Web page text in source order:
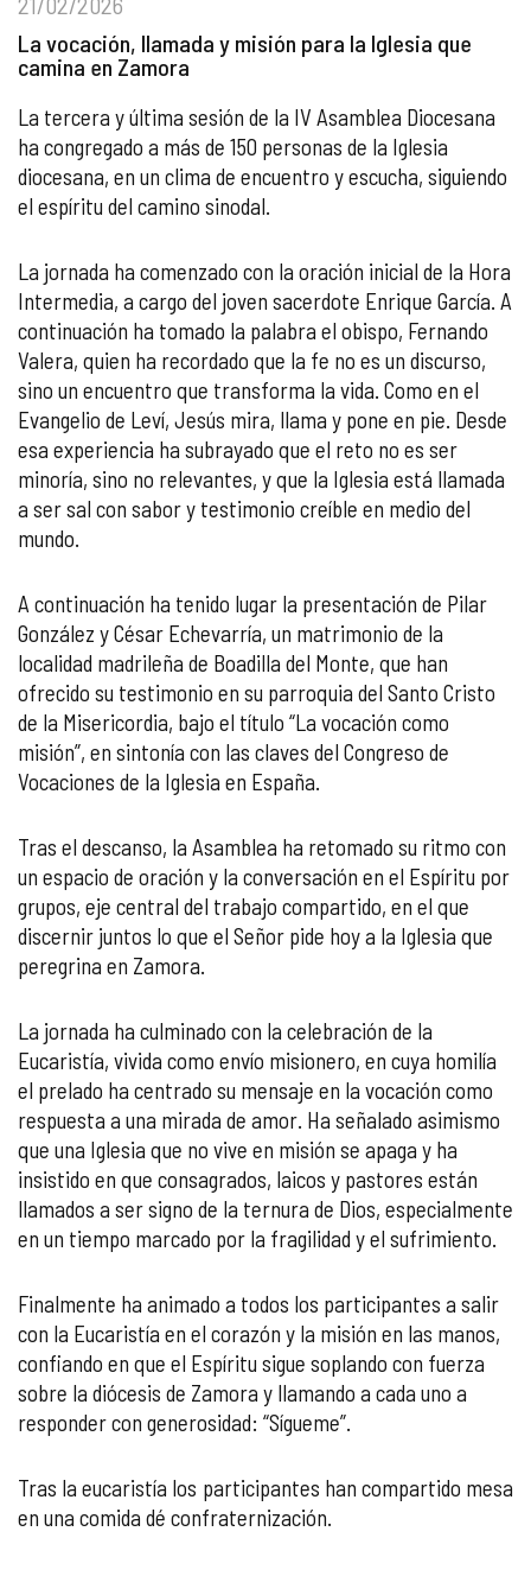
La vocación, llamada y misión para la Iglesia que
camina en Zamora
La tercera y última sesión de la IV Asamblea Diocesana
ha congregado a más de 150 personas de la Iglesia
diocesana, en un clima de encuentro y escucha, siguiendo
el espíritu del camino sinodal.
La jornada ha comenzado con la oración inicial de la Hora
Intermedia, a cargo del joven sacerdote Enrique García. A
continuación ha tomado la palabra el obispo, Fernando
Valera, quien ha recordado que la fe no es un discurso,
sino un encuentro que transforma la vida. Como en el
Evangelio de Leví, Jesús mira, llama y pone en pie. Desde
esa experiencia ha subrayado que el reto no es ser
minoría, sino no relevantes, y que la Iglesia está llamada
a ser sal con sabor y testimonio creíble en medio del
mundo.
A continuación ha tenido lugar la presentación de Pilar
González y César Echevarría, un matrimonio de la
localidad madrileña de Boadilla del Monte, que han
ofrecido su testimonio en su parroquia del Santo Cristo
de la Misericordia, bajo el título “La vocación como
misión”, en sintonía con las claves del Congreso de
Vocaciones de la Iglesia en España.
Tras el descanso, la Asamblea ha retomado su ritmo con
un espacio de oración y la conversación en el Espíritu por
grupos, eje central del trabajo compartido, en el que
discernir juntos lo que el Señor pide hoy a la Iglesia que
peregrina en Zamora.
La jornada ha culminado con la celebración de la
Eucaristía, vivida como envío misionero, en cuya homilía
el prelado ha centrado su mensaje en la vocación como
respuesta a una mirada de amor. Ha señalado asimismo
que una Iglesia que no vive en misión se apaga y ha
insistido en que consagrados, laicos y pastores están
llamados a ser signo de la ternura de Dios, especialmente
en un tiempo marcado por la fragilidad y el sufrimiento.
Finalmente ha animado a todos los participantes a salir
con la Eucaristía en el corazón y la misión en las manos,
confiando en que el Espíritu sigue soplando con fuerza
sobre la diócesis de Zamora y llamando a cada uno a
responder con generosidad: “Sígueme”.
Tras la eucaristía los participantes han compartido mesa
en una comida dé confraternización.